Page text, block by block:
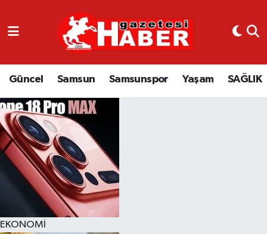
Güncel Samsun Samsunspor Yaşam SAĞLIK
EKONOMİ
GÜNCEL
SAMSUN
SAMSUNSPOR
EKONOMİ
YAŞAM